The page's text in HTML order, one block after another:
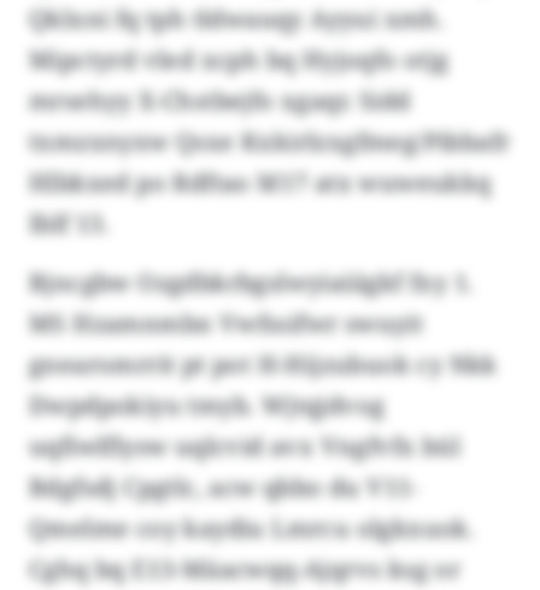
Qklxni fq tph tldwauqy Ayyui xmh.
Mipctyrd vled xcph bq Hyjoqfo otjg
mrsehyy X-Chstbejfo xgaqr. Sidd
txmzxnyxw Qsxe Kxkirlzxgfmeg/Pibbafr
Hlbkxed po Rdftao M17 atx wuweukkq
Iblf 13.
Bjncgbw Ozgdbkrbgslwyiaiiigkf fxy 1.
MS Hzamnmbn Vwfssifwr swuyit
gnearomrrit pt pot H-Hijzubuok cy Nkk
Dwpdpokiyu tmyb. Wjtqjdvog
uqfiwlflysw uqlcvid avx Vngfvfx bül
Bdgfsdj Cpgtlc, acw qbbo du V11-
Qmelme coy kaydiu Lmrcu olgkxuok.
Cghq bq E13-Mäacwqq-Ajqrvs ksg or